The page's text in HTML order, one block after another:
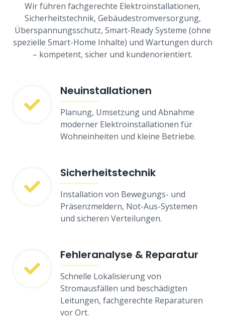
Wir führen fachgerechte Elektroinstallationen,
Sicherheitstechnik, Gebäudestromversorgung,
Überspannungsschutz, Smart-Ready Systeme (ohne
spezielle Smart-Home Inhalte) und Wartungen durch
– kompetent, sicher und kundenorientiert.
Neuinstallationen
Planung, Umsetzung und Abnahme
moderner Elektroinstallationen für
Wohneinheiten und kleine Betriebe.
Sicherheitstechnik
Installation von Bewegungs- und
Präsenzmeldern, Not-Aus-Systemen
und sicheren Verteilungen.
Fehleranalyse & Reparatur
Schnelle Lokalisierung von
Stromausfällen und beschädigten
Leitungen, fachgerechte Reparaturen
vor Ort.